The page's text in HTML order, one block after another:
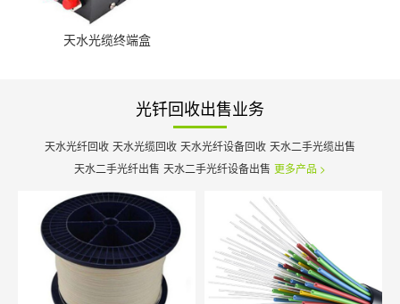
天水光缆终端盒
光钎回收出售业务
天水光纤回收 天水光缆回收 天水光纤设备回收 天水二手光缆出售
天水二手光纤出售 天水二手光纤设备出售 更多产品 >